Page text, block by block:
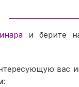
и берите
вас